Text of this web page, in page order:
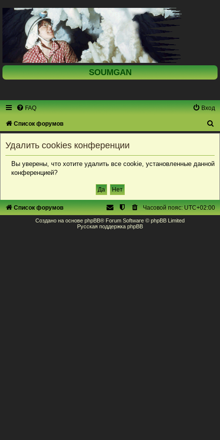
SOUMGAN
FAQ Вход
Список форумов
Удалить cookies конференции
Вы уверены, что хотите удалить все cookie, установленные данной
конференцией?
Список форумов Часовой пояс:UTC+02:00
Создано на основе phpBB® Forum Software © phpBB Limited
Русская поддержка phpBB